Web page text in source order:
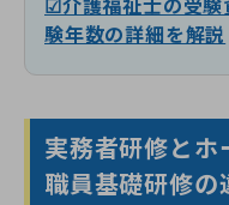
☑介護福祉士の受
験年数の詳細を解説
実務者研修とホ
職員基礎研修の